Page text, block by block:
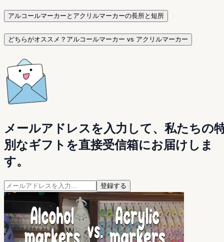
アルコールマーカーとアクリルマーカーの長所と短所
どちらがオススメ？アルコールマーカー vs アクリルマーカー
メールアドレスを入力して、私たちの
別なギフトを直接受信箱にお届けしま
す。
登録する